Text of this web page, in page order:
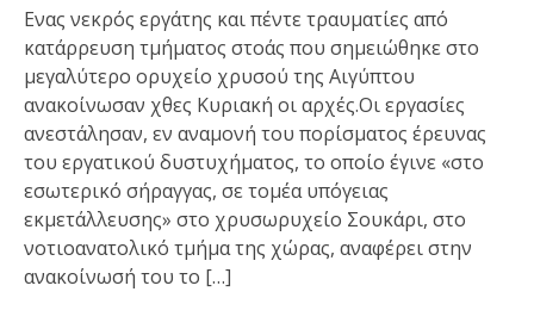
Ενας νεκρός εργάτης και πέντε τραυματίες από
κατάρρευση τμήματος στοάς που σημειώθηκε στο
μεγαλύτερο ορυχείο χρυσού της Αιγύπτου
ανακοίνωσαν χθες Κυριακή οι αρχές.Οι εργασίες
ανεστάλησαν, εν αναμονή του πορίσματος έρευνας
του εργατικού δυστυχήματος, το οποίο έγινε «στο
εσωτερικό σήραγγας, σε τομέα υπόγειας
εκμετάλλευσης» στο χρυσωρυχείο Σουκάρι, στο
νοτιοανατολικό τμήμα της χώρας, αναφέρει στην
ανακοίνωσή του το […]